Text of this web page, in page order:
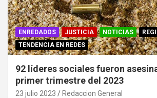
ENREDADOS JUSTICIA NOTICIAS
TENDENCIA EN REDES
92 líderes sociales fueron
primer trimestre del 2023
23 julio 2023 Redaccion General